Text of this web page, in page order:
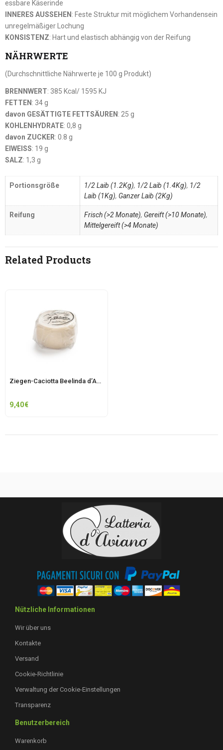
essbare Käserinde
INNERES AUSSEHEN : Feste Struktur mit möglichem Vorhandensein
unregelmäßiger Lochung
KONSISTENZ: Hart und elastisch abhängig von der Reifung
NÄHRWERTE
(Durchschnittliche Nährwerte je 100 g Produkt)
BRENNWERT: 385 Kcal/ 1595 KJ
FETTEN : 34 g
davon GESÄTTIGTE FETTSÄUREN : 25 g
KOHLENHYDRATE: 0,8 g
davon ZUCKER: 0.8 g
EIWEISS: 19 g
SALZ: 1,3 g
Portionsgröße 1/2 Laib (1.2Kg), 1/2 Laib (1.4Kg), 1/2
Laib (1Kg), Ganzer Laib (2Kg)
Reifung Frisch (>2 Monate), Gereift (>10 Monate),
Mittelgereift (>4 Monate)
Related Products
Ziegen-Caciotta Beelinda d’Aviano
9,40€
Nützliche Informationen
Wir über uns
Kontakte
Versand
Cookie-Richtlinie
Verwaltung der Cookie-Einstellungen
Transparenz
Benutzerbereich
Warenkorb